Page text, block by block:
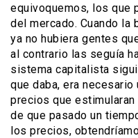
equivoquemos, los que
del mercado. Cuando la
ya no hubiera gentes
al contrario las seguía
sistema capitalista
que daba, era
precios que
de que pasado un
los precios,